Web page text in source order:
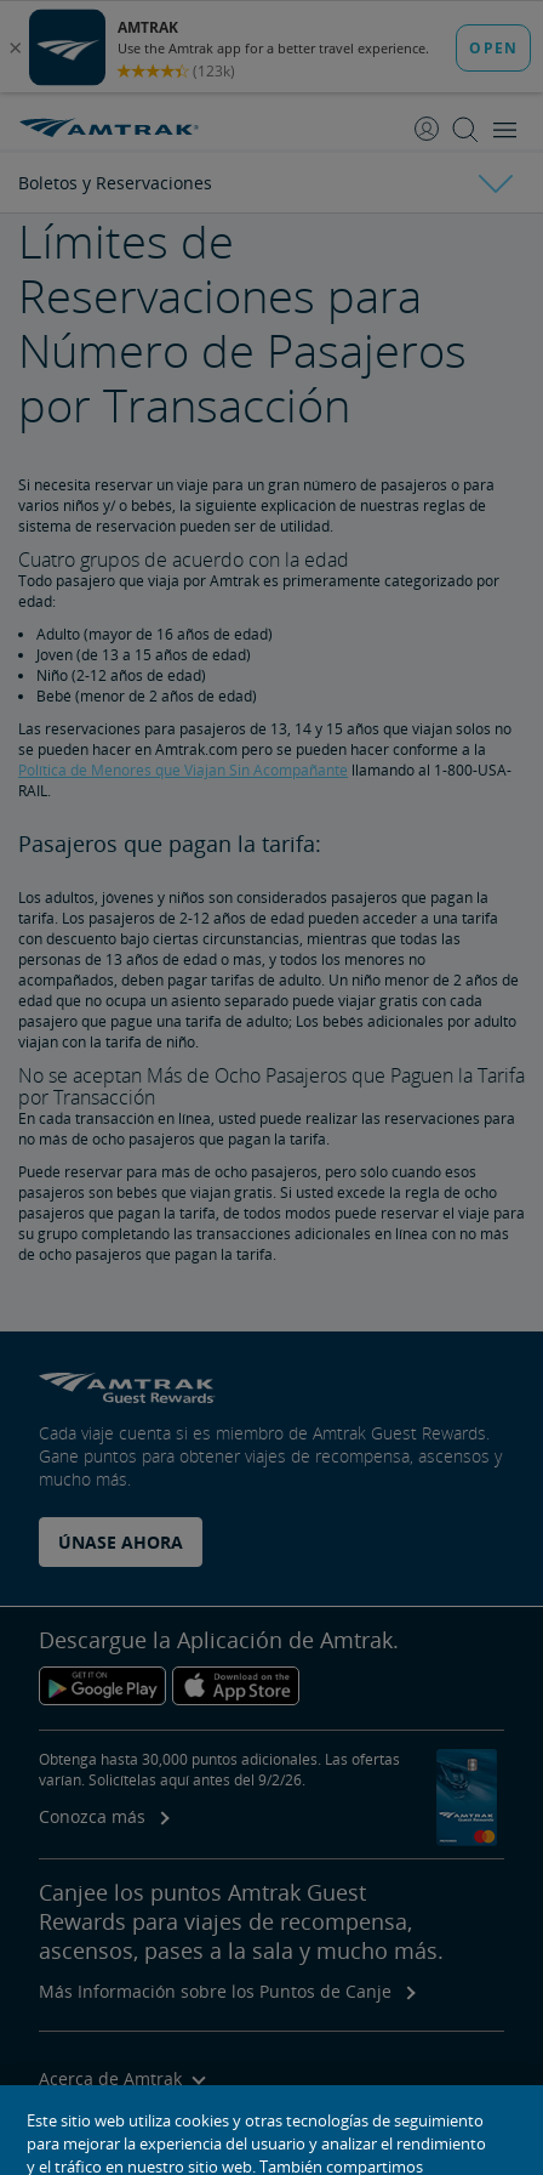
Contenido
Navegación
Boletos y Reservaciones
Boletos y Reservaciones
Comprar Boletos
Guía de tarifas
Límites de Reservaciones
Menores que Viajan Solos
Reservaciones Duplicadas e Imposibles
Sobre Itinerarios y Horarios
Cambios y Reintegros
Reintegros y Cancelaciones
Cómo Modificar Su Reservación
Cómo Cancelar Su Reservación
eVouchers
Cómo Usar Vales
Comprobantes de Transporte
Servicios de Viaje Accesible
Haga Su Viaje con Tranquilidad Gracias al Seguro de Viaje
Protección y Seguridad
Identificación de Pasajeros
Seguridad Personal
Cruce de Frontera Canadiense
Seguridad a bordo de última generación en Acela
Viajeros Internacionales
Programa Recorridos
Coches de Propiedad Privada
Boletines Mecánicos para los Coches Privados
Límites de
Reservaciones para
Número de Pasajeros
por Transacción
Si necesita reservar un viaje para un gran número de pasajeros o para
varios niños y/ o bebés, la siguiente explicación de nuestras reglas de
sistema de reservación pueden ser de utilidad.
Cuatro grupos de acuerdo con la edad
Todo pasajero que viaja por Amtrak es primeramente categorizado por
edad:
Adulto (mayor de 16 años de edad)
Joven (de 13 a 15 años de edad)
Niño (2-12 años de edad)
Bebé (menor de 2 años de edad)
Las reservaciones para pasajeros de 13, 14 y 15 años que viajan solos no
se pueden hacer en Amtrak.com pero se pueden hacer conforme a la
Política de Menores que Viajan Sin Acompañante llamando al 1-800-USA-
RAIL.
Pasajeros que pagan la tarifa:
Los adultos, jóvenes y niños son considerados pasajeros que pagan la
tarifa. Los pasajeros de 2-12 años de edad pueden acceder a una tarifa
con descuento bajo ciertas circunstancias, mientras que todas las
personas de 13 años de edad o más, y todos los menores no
acompañados, deben pagar tarifas de adulto. Un niño menor de 2 años de
edad que no ocupa un asiento separado puede viajar gratis con cada
pasajero que pague una tarifa de adulto; Los bebés adicionales por adulto
viajan con la tarifa de niño.
No se aceptan Más de Ocho Pasajeros que Paguen la Tarifa
por Transacción
En cada transacción en línea, usted puede realizar las reservaciones para
no más de ocho pasajeros que pagan la tarifa.
Puede reservar para más de ocho pasajeros, pero sólo cuando esos
pasajeros son bebés que viajan gratis. Si usted excede la regla de ocho
pasajeros que pagan la tarifa, de todos modos puede reservar el viaje para
su grupo completando las transacciones adicionales en línea con no más
de ocho pasajeros que pagan la tarifa.
Cada viaje cuenta si es miembro de Amtrak Guest Rewards.
Gane puntos para obtener viajes de recompensa, ascensos y
mucho más.
ÚNASE AHORA
Descargue la Aplicación de Amtrak.
Obtenga hasta 30,000 puntos adicionales. Las ofertas
varían. Solicítelas aquí antes del 9/2/26.
Conozca más
Canjee los puntos Amtrak Guest
Rewards para viajes de recompensa,
ascensos, pases a la sala y mucho más.
Más Información sobre los Puntos de Canje
Acerca de Amtrak
Viajar con Nosotros
Herramientas del Sitio
Este sitio web utiliza cookies y otras tecnologías de seguimiento
para mejorar la experiencia del usuario y analizar el rendimiento
y el tráfico en nuestro sitio web. También compartimos